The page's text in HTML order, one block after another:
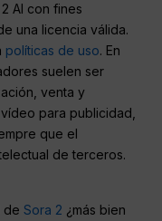
AI con fines
una licencia válida.
políticas de uso. En
suelen ser
venta y
para publicidad,
que el
de terceros.
deSora 2 ¿más bien